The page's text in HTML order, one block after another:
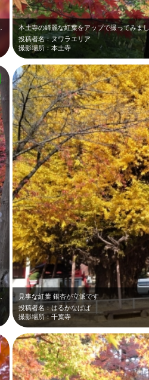
本土寺の綺麗な紅葉をアップで撮ってみま
投稿者名：ヌワラエリア
撮影場所：本土寺
見事な紅葉 銀杏が立派です
投稿者名：はるかなぱぱ
撮影場所：千葉寺